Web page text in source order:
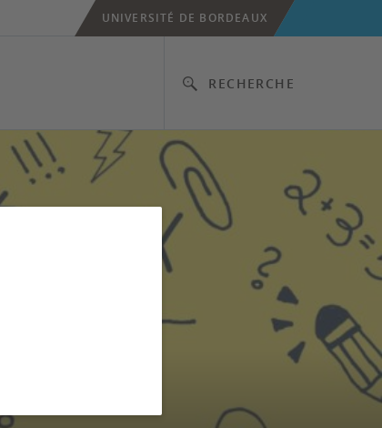
RECHERCHE
UNIVERSITÉ DE BORDEAUX